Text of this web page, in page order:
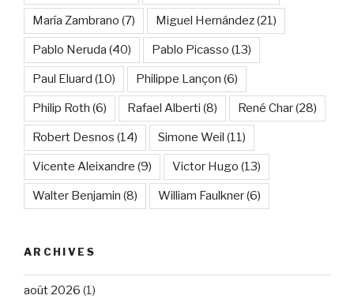
María Zambrano (7) Miguel Hernández(21)
Pablo Neruda (40) Pablo Picasso (13)
Paul Eluard (10) Philippe Lançon (6)
Philip Roth (6) Rafael Alberti (8) René Char(28)
Robert Desnos (14) Simone Weil (11)
Vicente Aleixandre (9) Victor Hugo (13)
Walter Benjamin (8) William Faulkner(6)
ARCHIVES
août 2026 (1)